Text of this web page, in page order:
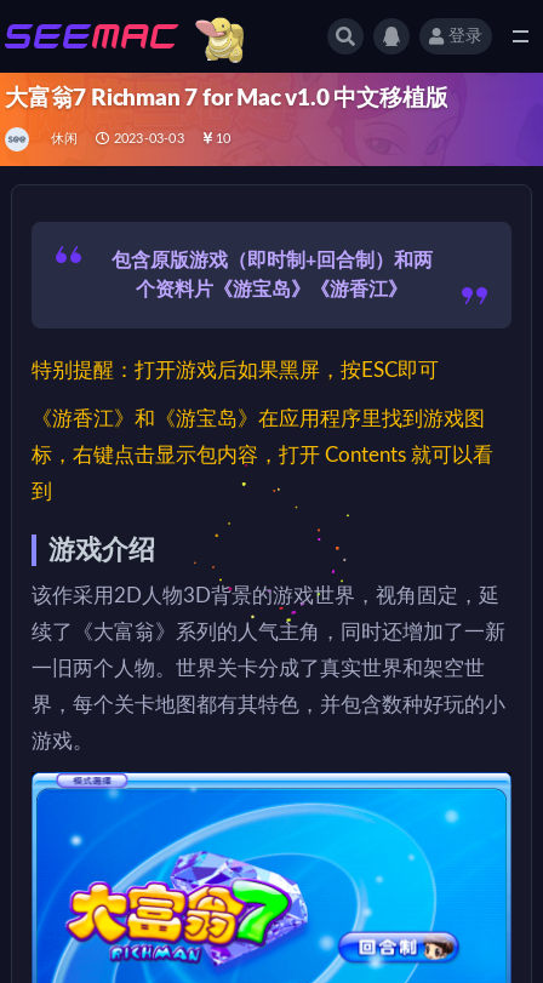
登录
大富翁7 Richman 7 for Mac v1.0 中文移植版
休闲 2023-03-03 10
包含原版游戏（即时制+回合制） 和两
个资料片 《游宝岛》《游香江》
特别提醒：打开游戏后如果黑屏，按ESC即可
《游香江》和《游宝岛》在应用程序里找到游戏图
标，右键点击显示包内容，打开 Contents 就可以看
到
游戏介绍
该作采用2D人物3D背景的游戏世界，视角固定，延
续了《大富翁》系列的人气主角，同时还增加了一新
一旧两个人物。世界关卡分成了真实世界和架空世
界，每个关卡地图都有其特色，并包含数种好玩的小
游戏。